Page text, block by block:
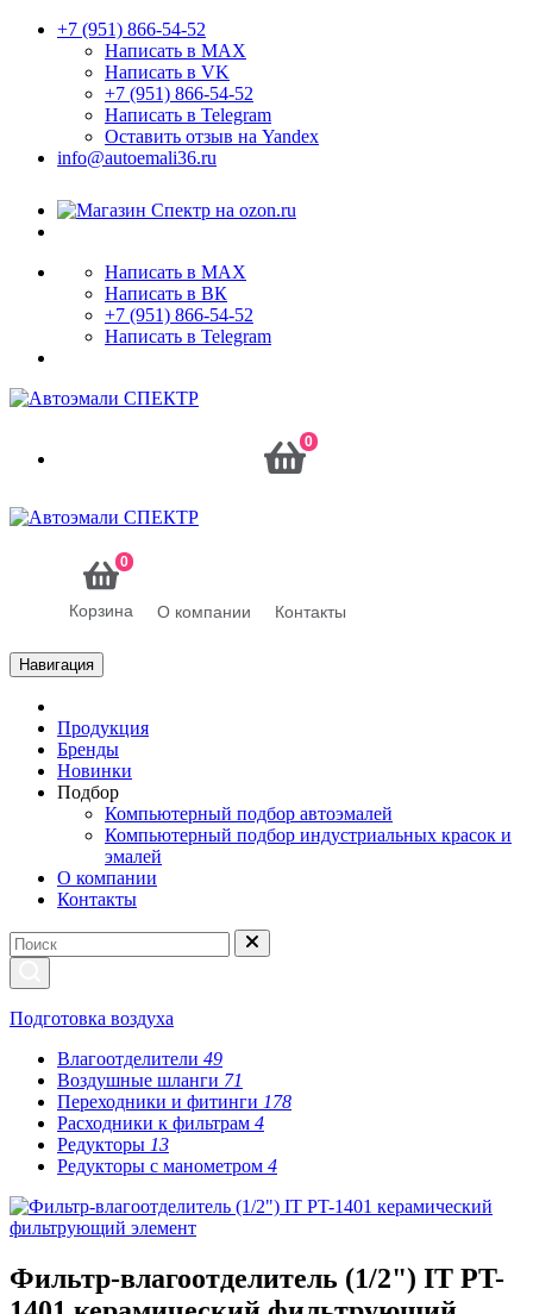
+7 (951) 866-54-52
Написать в MAX
Написать в VK
+7 (951) 866-54-52
Написать в Telegram
Оставить отзыв на Yandex
info@autoemali36.ru
Написать в MAX
Написать в ВК
+7 (951) 866-54-52
Написать в Telegram
0
0
Корзина О компании Контакты
Навигация
Продукция
Бренды
Новинки
Подбор
Компьютерный подбор автоэмалей
Компьютерный подбор индустриальных красок и
эмалей
О компании
Контакты
Подготовка воздуха
Влагоотделители 49
Воздушные шланги 71
Переходники и фитинги 178
Расходники к фильтрам 4
Редукторы 13
Редукторы с манометром 4
Фильтр-влагоотделитель (1/2") IT PT-